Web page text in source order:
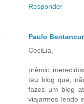
Responder
Paulo Bentancur
CeciLia,
prêmio
teu blog que,
fazes um blog
viajarmos lendo